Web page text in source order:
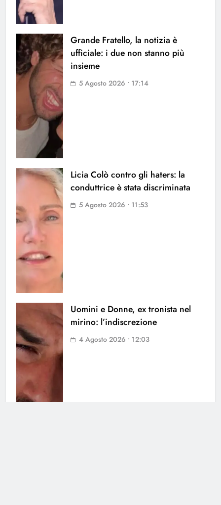
Grande Fratello, la notizia è
ufficiale: i due non stanno più
insieme
5 Agosto 2026 • 17:14
Licia Colò contro gli haters: la
conduttrice è stata discriminata
5 Agosto 2026 • 11:53
Uomini e Donne, ex tronista nel
mirino: l’indiscrezione
4 Agosto 2026 • 12:03